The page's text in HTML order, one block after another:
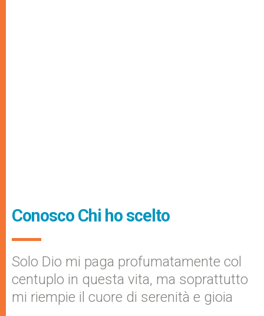
Conosco Chi ho scelto
Solo Dio mi paga profumatamente col
centuplo in questa vita, ma soprattutto
mi riempie il cuore di serenità e gioia